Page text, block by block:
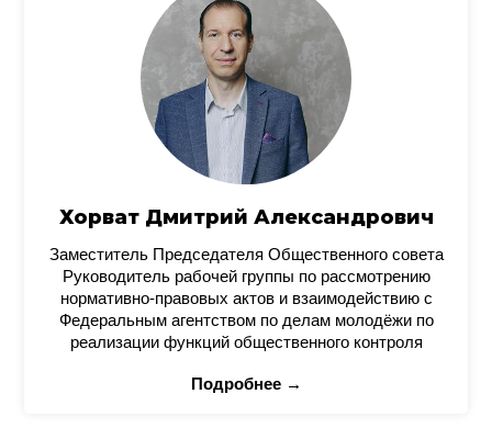
Хорват Дмитрий Александрович
Заместитель Председателя Общественного совета
Руководитель рабочей группы по рассмотрению
нормативно-правовых актов и взаимодействию с
Федеральным агентством по делам молодёжи по
реализации функций общественного контроля
Подробнее →